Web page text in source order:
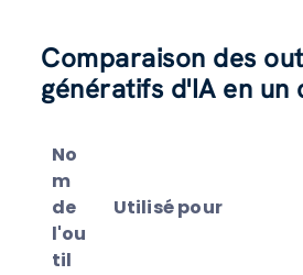
Comparaison des
génératifs d'IA en
No
m
de
l'ou
til
Utilisé pour